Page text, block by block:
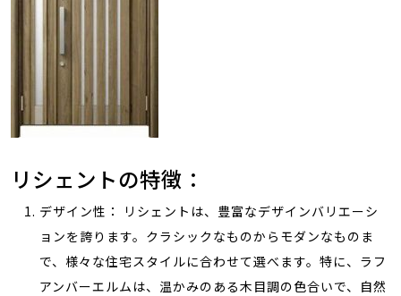
リシェントの特徴：
デザイン性： リシェントは、豊富なデザインバリエーシ
ョンを誇ります。クラシックなものからモダンなものま
で、様々な住宅スタイルに合わせて選べます。特に、ラフ
アンバーエルムは、温かみのある木目調の色合いで、自然